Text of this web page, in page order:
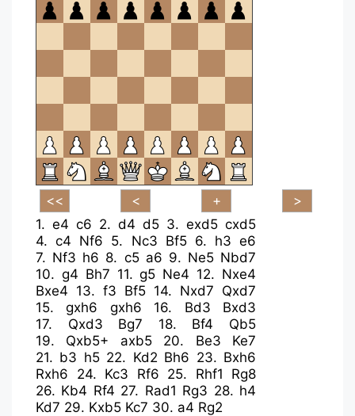
openen.
1. e4 c6 2. d4 d5 3. exd5 cxd5
4.c4 Nf6 5. Nc3 Bf5 6. h3 e6
7. Nf3 h6 8. c5 a6 9. Ne5 Nbd7
10. g4 Bh7 11.g5 Ne4 12. Nxe4
Bxe4 13. f3 Bf5 14. Nxd7 Qxd7
15.gxh6 gxh6 16. Bd3
Bxd3
17. Qxd3 Bg7 18. Bf4
Qb5
19. Qxb5+ axb5 20. Be3
Ke7
21. b3 h5 22. Kd2 Bh6 23. Bxh6
Rxh6
24. Kc3 Rf6 25. Rhf1
Rg8
26. Kb4 Rf4 27. Rad1 Rg3 28. h4
Kd7 29. Kxb5 Kc7 30. a4 Rg2